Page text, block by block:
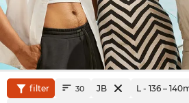
filter 30 JB L - 136 –